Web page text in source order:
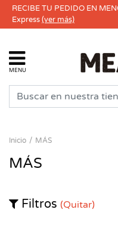
RECIBE TU PEDIDO EN
Express(ver más)
MENU
Inicio MÁS
MÁS
Filtros (Quitar)